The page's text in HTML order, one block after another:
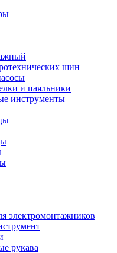
шин
и паяльники
инструменты
электромонтажников
рукава